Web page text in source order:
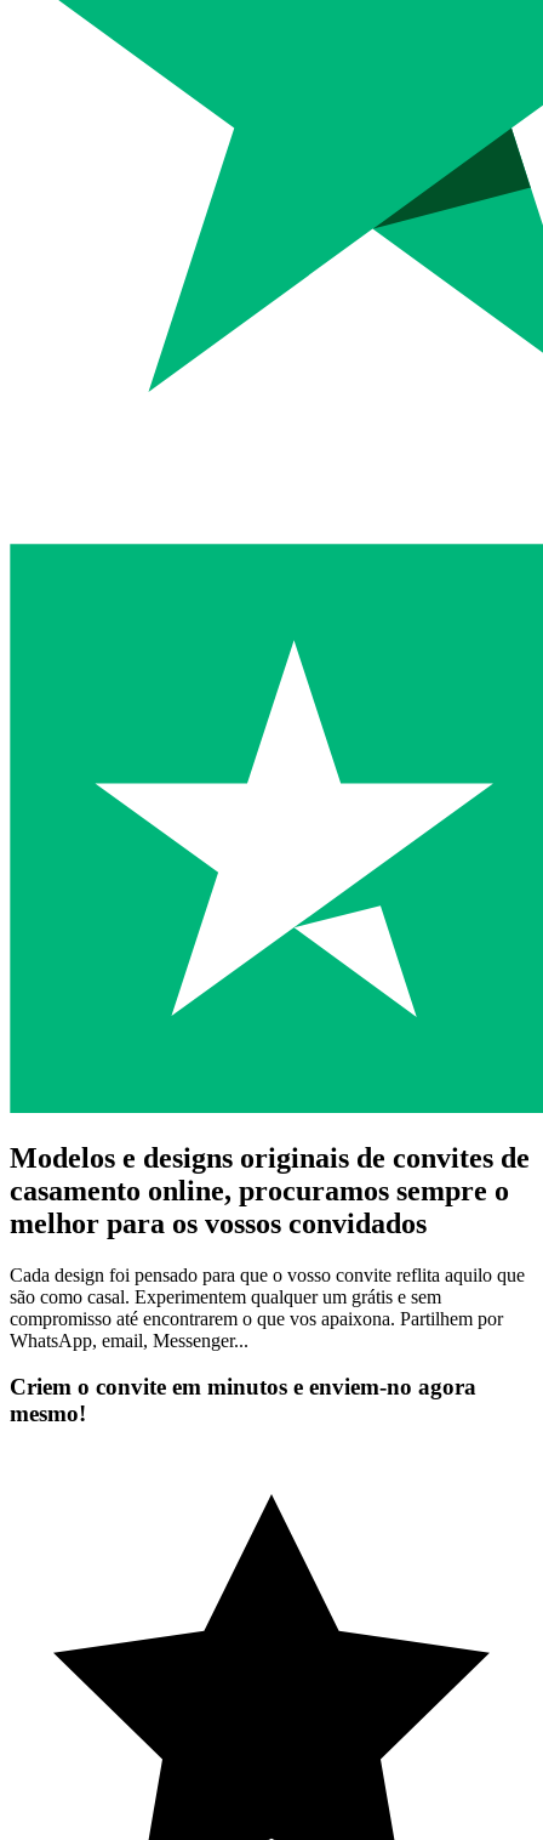
Modelos e designs originais de convites de
casamento online, procuramos sempre o
melhor para os vossos convidados
Cada design foi pensado para que o vosso convite reflita aquilo que
são como casal. Experimentem qualquer um grátis e sem
compromisso até encontrarem o que vos apaixona. Partilhem por
WhatsApp, email, Messenger...
Criem o convite em minutos e enviem-no agora
mesmo!